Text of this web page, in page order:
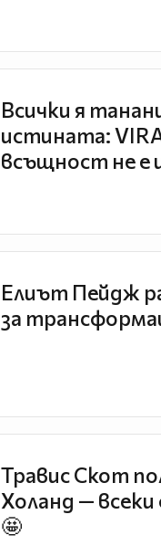
Всички я
истината:
всъщност не е
Елиът Пейдж
за
Травис Скот
Холанд —
🤩